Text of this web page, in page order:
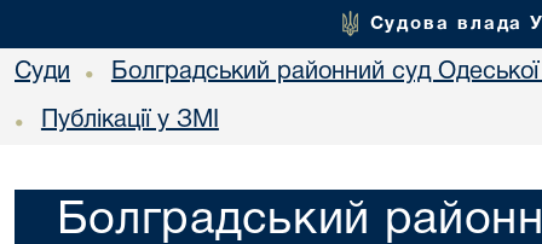
Судова влада
Суди • Болградський районний суд Одеської
• Публікації у ЗМІ
Болградський